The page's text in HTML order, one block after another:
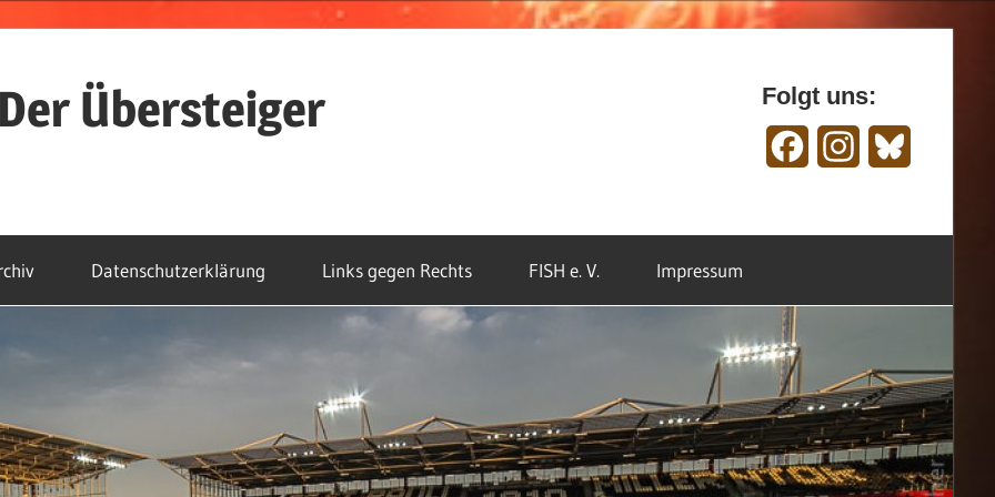
Der Übersteiger Folgt uns:
FacebookInstagram
Datenschutzerklärung Links gegen Rechts FISH e. V. Impressum